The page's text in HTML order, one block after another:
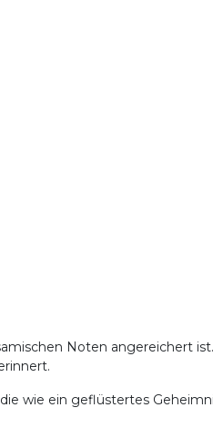
Noten angereichert
wie ein geflüstertes